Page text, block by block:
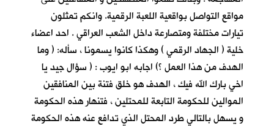
مواقع التواصل بواقعية اللعبة الرقمية. وانكم تمثلون
تيارات مختلفة ومتصارعة داخل الشعب العراقي . احد اعضاء
خلية ( الجهاد الرقمي ) وهكذا كانوا يسمونا ، سأله: ( وما
الهدف من هذا العمل ؟) اجابه ابو ايوب : ( سؤال جيد يا
اخي بارك الله فيك ، الهدف هو خلق فتنة بين المنافقين
الموالين للحكومة التابعة للمحتلين ، فتنهار هذه الحكومة
و يسهل بالتالي طرد المحتل الذي تدافع عنه هذه الحكومة